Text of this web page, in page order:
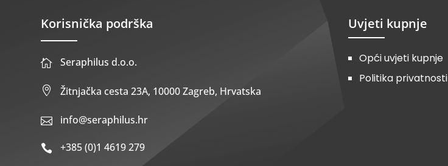
Korisnička podrška
 Seraphilus d.o.o.
 Žitnjačka cesta 23A, 10000 Zagreb, Hrvatska
 info@seraphilus.hr
 +385 (0)1 4619 279
Uvjeti kupnje
Opći uvjeti kupnje
Politika privatnosti